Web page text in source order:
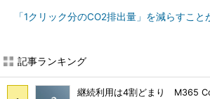
「1クリック分のCO2排出量」を減らすこ
記事ランキング
継続利用は4割どまり M365